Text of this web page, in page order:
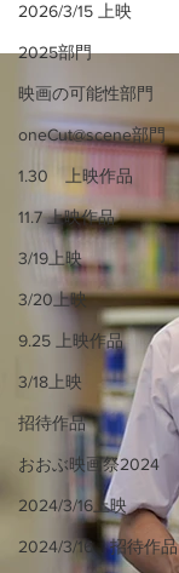
2026/3/15 上映
2025部門
映画の可能性部門
oneCut@scene部門
1.30 上映作品
11.7 上映作品
3/19上映
3/20上映
9.25 上映作品
3/18上映
招待作品
おおぶ映画祭2024
2024/3/16上映
2024/3/16 招待作品